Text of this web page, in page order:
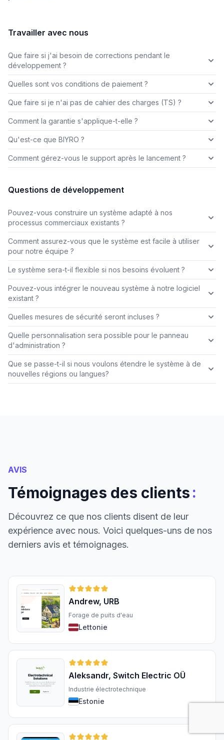
Travailler avec nous
Que faire si j'ai besoin de corrections pendant le
développement ?
Quelles sont vos conditions de paiement ?
Que faire si je n'ai pas de cahier des charges (TS) ?
Comment la garantie s'applique-t-elle ?
Qu'est-ce que BIYRO ?
Comment gérez-vous le support après le lancement ?
Questions de développement
Pouvez-vous construire un système adapté à nos
processus commerciaux existants ?
Comment assurez-vous que le système est facile à utiliser
pour notre équipe ?
Le système sera-t-il flexible si nos besoins évoluent ?
Pouvez-vous intégrer le nouveau système à notre logiciel
existant ?
Quelles mesures de sécurité seront incluses ?
Quelle personnalisation sera possible pour le panneau
d'administration ?
Que se passe-t-il si nous voulons étendre le système à de
nouvelles régions ou langues?
AVIS
Témoignages des clients:
Découvrez ce que nos clients disent de leur
expérience avec nous. Voici quelques-uns de nos
derniers avis et témoignages.
Andrew, URB
Forage de puits d'eau
Lettonie
Aleksandr, Switch Electric OÜ
Industrie électrotechnique
Estonie